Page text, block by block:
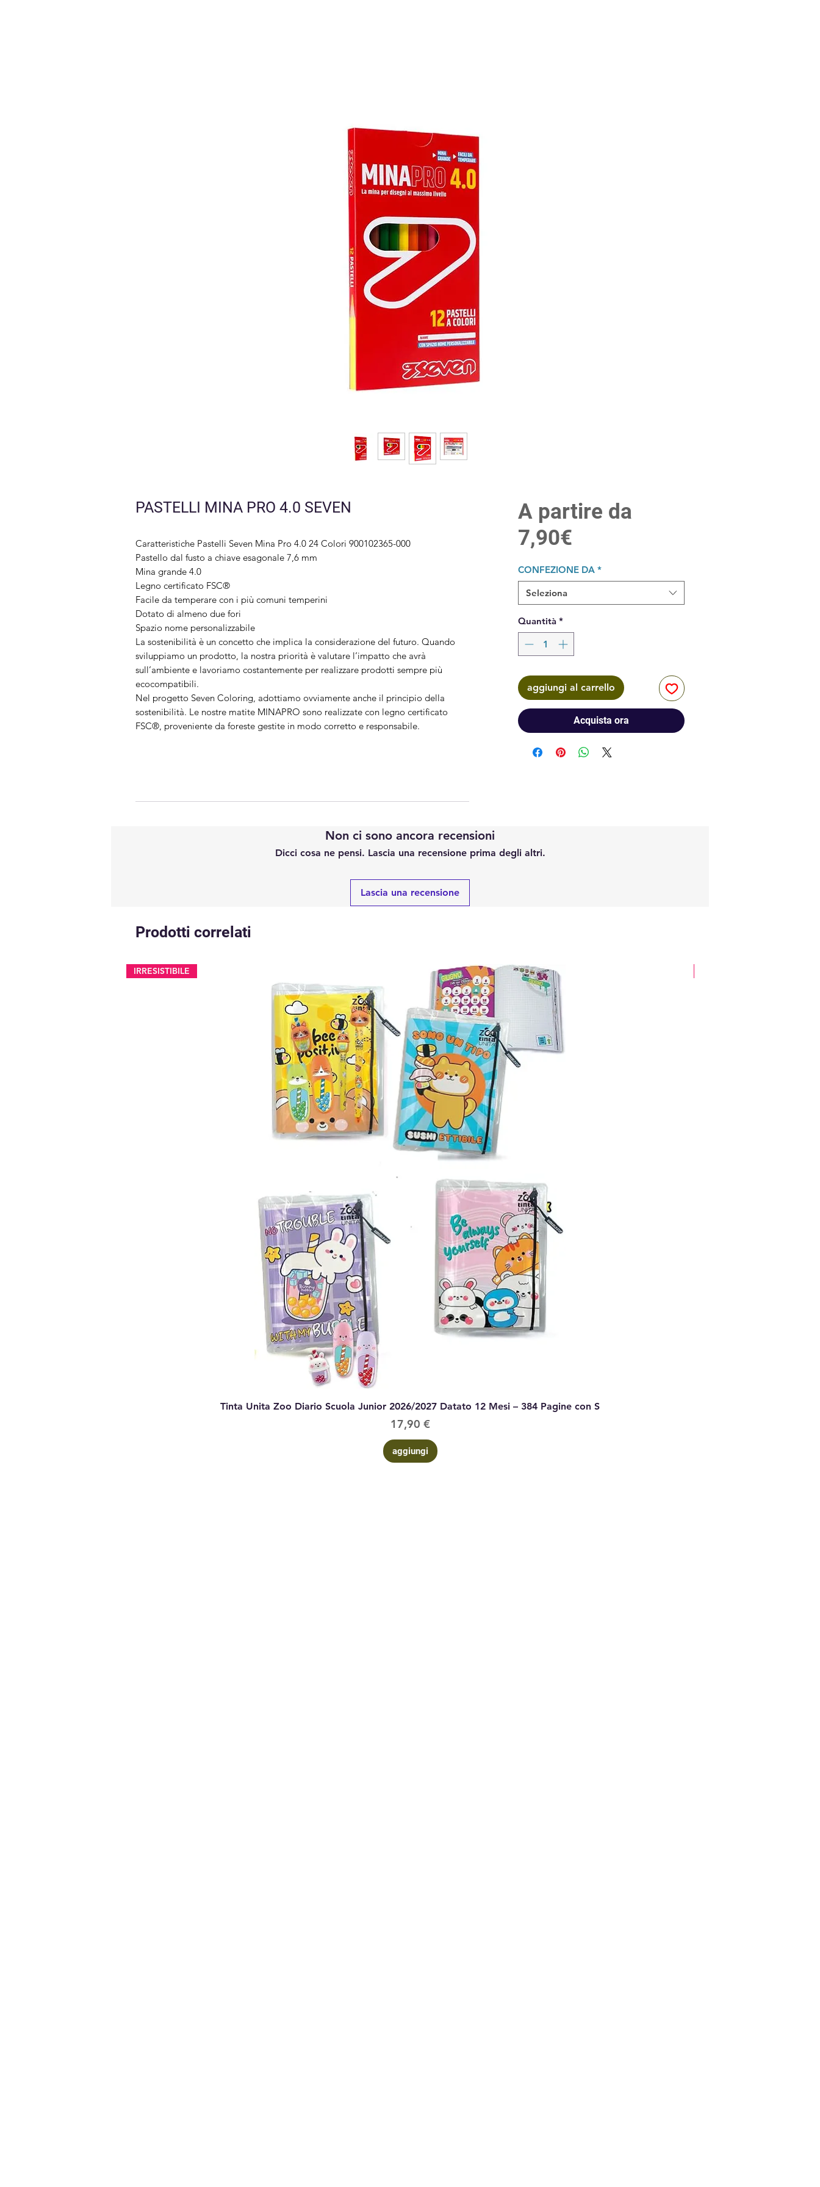
PASTELLI MINA PRO 4.0 SEVEN
Caratteristiche Pastelli Seven Mina Pro 4.0 24 Colori 900102365-000
Pastello dal fusto a chiave esagonale 7,6 mm
Mina grande 4.0
Legno certificato FSC®
Facile da temperare con i più comuni temperini
Dotato di almeno due fori
Spazio nome personalizzabile
La sostenibilità è un concetto che implica la considerazione del futuro. Quando
sviluppiamo un prodotto, la nostra priorità è valutare l’impatto che avrà
sull’ambiente e lavoriamo costantemente per realizzare prodotti sempre più
ecocompatibili.
Nel progetto Seven Coloring, adottiamo ovviamente anche il principio della
sostenibilità. Le nostre matite MINAPRO sono realizzate con legno certificato
FSC®, proveniente da foreste gestite in modo corretto e responsabile.
A partire da
7,90€Prezzo scontato
CONFEZIONE DA *
Seleziona
Quantità *
aggiungi al carrello
Acquista ora
Non ci sono ancora recensioni
Dicci cosa ne pensi. Lascia una recensione prima degli altri.
Lascia una recensione
Prodotti correlati
Vista rapida
IRRESISTIBILE
Tinta Unita Zoo Diario Scuola Junior 2026/2027 Datato 12 Mesi – 384 Pagine con S
Prezzo
17,90 €
aggiungi